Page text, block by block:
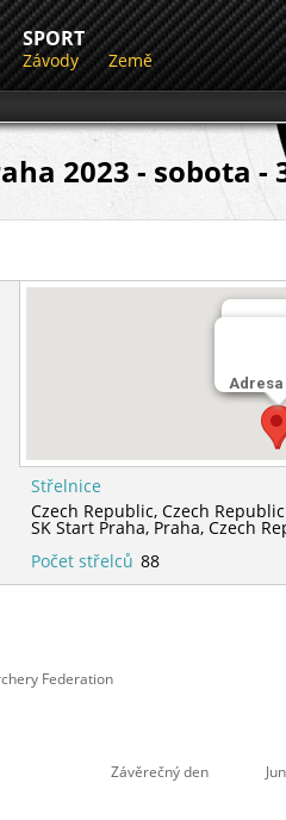
SPORT
Závody Země
2023 - sobota
SK
Střelnice
Czech Republic,Czech Republic
SK Start Praha, Praha,Czech
Počet střelců 88
Federation
Závěrečný den